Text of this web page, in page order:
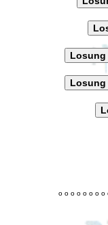
Losung
Losung
o o o o o o o o